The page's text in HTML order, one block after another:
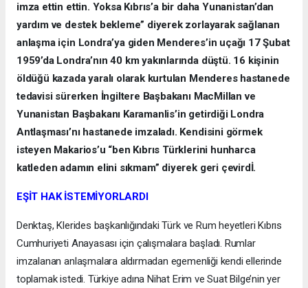
imza ettin ettin. Yoksa Kıbrıs’a bir daha Yunanistan’dan
yardım ve destek bekleme” diyerek zorlayarak sağlanan
anlaşma için Londra’ya giden Menderes’in uçağı 17 Şubat
1959’da Londra’nın 40 km yakınlarında düştü. 16 kişinin
öldüğü kazada yaralı olarak kurtulan Menderes hastanede
tedavisi sürerken İngiltere Başbakanı MacMillan ve
Yunanistan Başbakanı Karamanlis’in getirdiği Londra
Antlaşması’nı hastanede imzaladı. Kendisini görmek
isteyen Makarios’u “ben Kıbrıs Türklerini hunharca
katleden adamın elini sıkmam” diyerek geri çevirdİ.
EŞİT HAK İSTEMİYORLARDI
Denktaş, Klerides başkanlığındaki Türk ve Rum heyetleri Kıbrıs
Cumhuriyeti Anayasası için çalışmalara başladı. Rumlar
imzalanan anlaşmalara aldırmadan egemenliği kendi ellerinde
toplamak istedi. Türkiye adına Nihat Erim ve Suat Bilge’nin yer